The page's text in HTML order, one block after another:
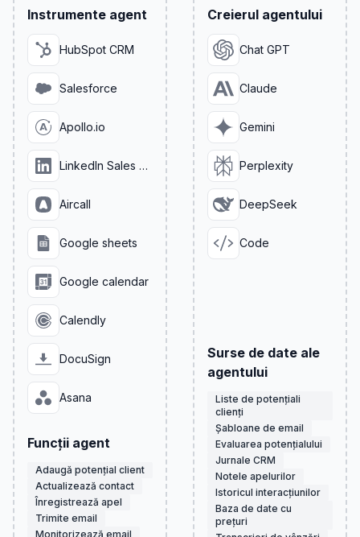
Instrumente agent
HubSpot CRM
Salesforce
Apollo.io
LinkedIn Sales Navigator
Aircall
Google sheets
Google calendar
Calendly
DocuSign
Asana
Funcții agent
Adaugă potențial client
Actualizează contact
Înregistrează apel
Trimite email
Monitorizează email
Creierul agentului
Chat GPT
Claude
Gemini
Perplexity
DeepSeek
Code
Surse de date ale
agentului
Liste de potențiali
clienți
Șabloane de email
Evaluarea potențialului
Jurnale CRM
Notele apelurilor
Istoricul interacțiunilor
Baza de date cu
prețuri